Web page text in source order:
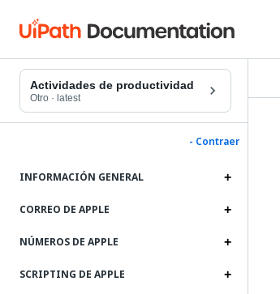
Actividades de productividad
Otro · latest
- Contraer
INFORMACIÓN GENERAL
CORREO DE APPLE
NÚMEROS DE APPLE
SCRIPTING DE APPLE